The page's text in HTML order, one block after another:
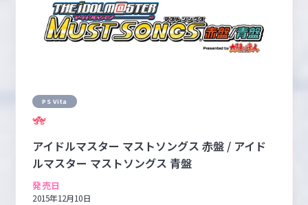
PS Vita
アイドルマスター マストソングス 赤盤 / アイド
ルマスター マストソングス 青盤
発売日
2015年12月10日